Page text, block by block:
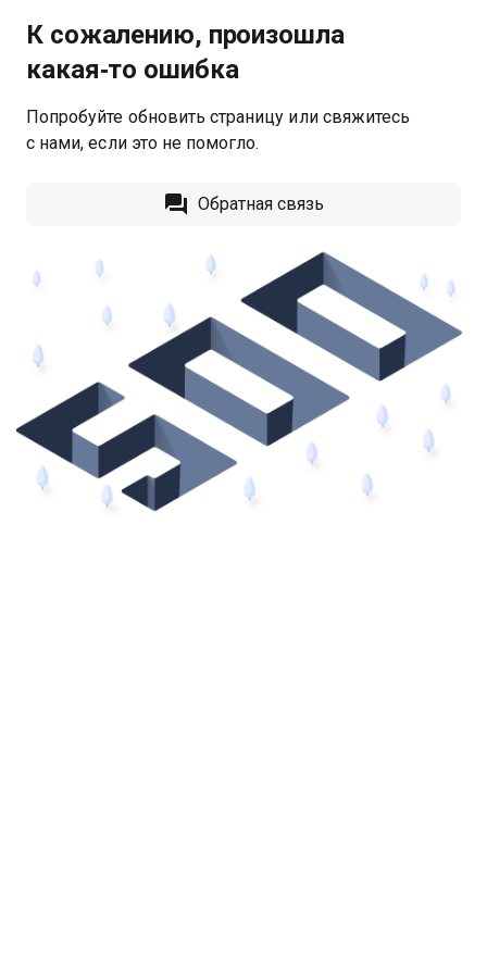
К сожалению, произошла
какая‑то ошибка
Попробуйте обновить страницу или свяжитесь
с нами, если это не помогло.
Обратная связь